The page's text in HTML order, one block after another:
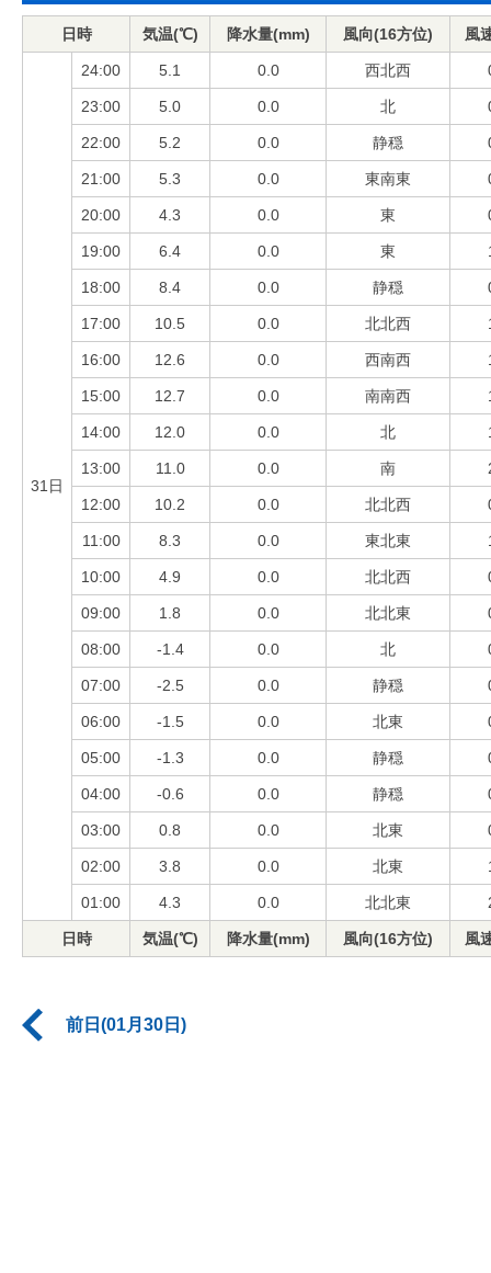
日時 気温(℃) 降水量(mm) 風向(16方位) 風
31日
24:00 5.1 0.0 西北西
23:00 5.0 0.0 北
22:00 5.2 0.0 静穏
21:00 5.3 0.0 東南東
20:00 4.3 0.0 東
19:00 6.4 0.0 東
18:00 8.4 0.0 静穏
17:00 10.5 0.0 北北西
16:00 12.6 0.0 西南西
15:00 12.7 0.0 南南西
14:00 12.0 0.0 北
13:00 11.0 0.0 南
12:00 10.2 0.0 北北西
11:00 8.3 0.0 東北東
10:00 4.9 0.0 北北西
09:00 1.8 0.0 北北東
08:00 -1.4 0.0 北
07:00 -2.5 0.0 静穏
06:00 -1.5 0.0 北東
05:00 -1.3 0.0 静穏
04:00 -0.6 0.0 静穏
03:00 0.8 0.0 北東
02:00 3.8 0.0 北東
01:00 4.3 0.0 北北東
日時 気温(℃) 降水量(mm) 風向(16方位) 風
前日(01月30日)